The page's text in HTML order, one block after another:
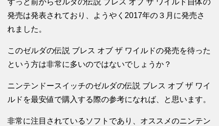
ずっと前からゼルダの伝説 ブレス オブ ザ ワイルド自体の
発売は発表されており、ようやく2017年の３月に発売さ
れました。
このゼルダの伝説 ブレス オブ ザ ワイルドの発売を待った
という方は非常に多いのではないでしょうか？
ニンテンドースイッチのゼルダの伝説 ブレス オブ ザ ワイ
ルドを最安値で購入する際の参考になれば、と思います。
非常に注目されているソフトであり、オススメのニンテン